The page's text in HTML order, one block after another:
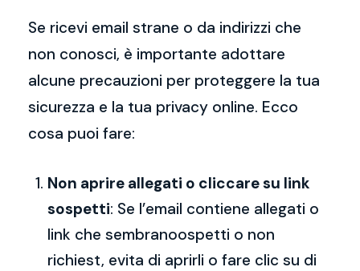
Se ricevi email strane o da indirizzi che
non conosci, è importante adottare
alcune precauzioni per proteggere la tua
sicurezza e la tua privacy online. Ecco
cosa puoi fare:
Non aprire allegati o cliccare su link
sospetti: Se l’email contiene allegati o
link che sembranoospetti o non
richiest, evita di aprirli o fare clic su di